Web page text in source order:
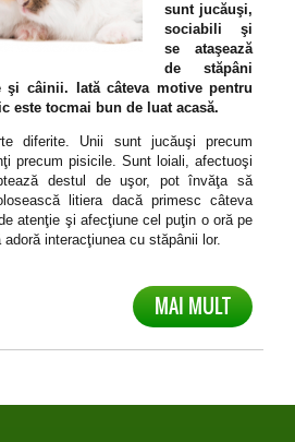
sunt jucăuşi,
sociabili şi
se ataşează
de stăpâni
câinii. Iată câteva motive pentru
este tocmai bun de luat acasă.
diferite. Unii sunt jucăuşi precum
precum pisicile. Sunt loiali, afectuoşi
destul de uşor, pot învăţa să
litiera dacă primesc câteva
atenţie şi afecţiune cel puţin o oră pe
interacţiunea cu stăpânii lor.
MAI MULT